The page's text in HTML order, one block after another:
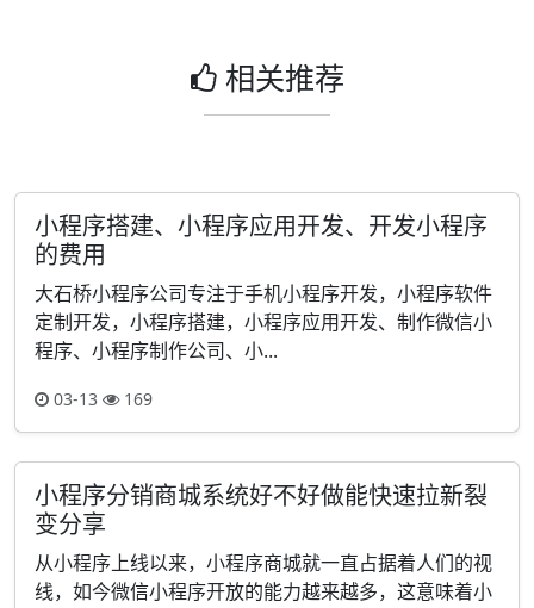
相关推荐
小程序搭建、小程序应用开发、开发小程序
的费用
大石桥小程序公司专注于手机小程序开发，小程序软件
定制开发，小程序搭建，小程序应用开发、制作微信小
程序、小程序制作公司、小...
03-13 169
小程序分销商城系统好不好做能快速拉新裂
变分享
从小程序上线以来，小程序商城就一直占据着人们的视
线，如今微信小程序开放的能力越来越多，这意味着小